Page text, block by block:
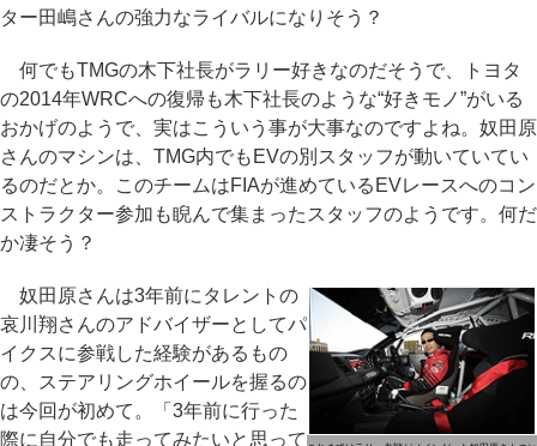
ター田嶋さんの強力なライバルになりそう？
何でもTMGの木下社長がラリー好きなのだそうで、トヨタ
の2014年WRCへの復帰も木下社長のような“好きモノ”がいる
おかげのようで、実はこういう事が大事なのですよね。奴田原
さんのマシンは、TMG内でもEVの別スタッフが動いていてい
るのだとか。このチームはFIAが進めているEVレースへのコン
ストラクター参加も睨んで集まったスタッフのようです。何だ
か凄そう？
奴田原さんは3年前にタレントの
哀川翔さんのアドバイザーとしてパ
イクスに参戦した経験があるもの
の、ステアリングホイールを握るの
は今回が初めて。「3年前に行った
際に自分でも走ってみたいと思って